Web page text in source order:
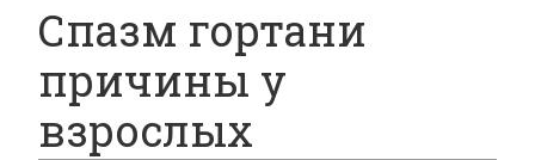
Спазм гортани
причины у
взрослых